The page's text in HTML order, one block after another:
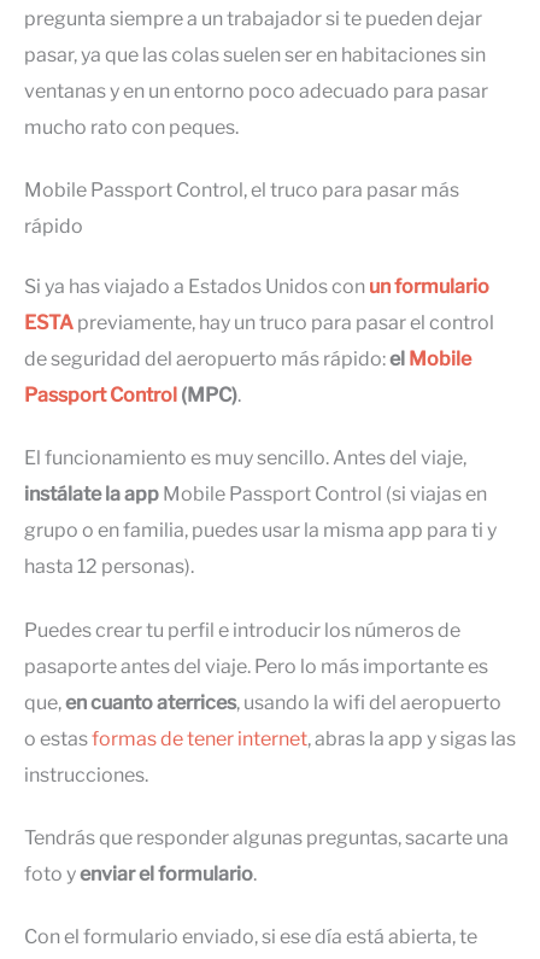
pregunta siempre a un trabajador si te pueden dejar
pasar, ya que las colas suelen ser en habitaciones sin
ventanas y en un entorno poco adecuado para pasar
mucho rato con peques.
Mobile Passport Control, el truco para pasar más
rápido
Si ya has viajado a Estados Unidos con un formulario
ESTA previamente, hay un truco para pasar el control
de seguridad del aeropuerto más rápido:el Mobile
Passport Control (MPC).
El funcionamiento es muy sencillo. Antes del viaje,
instálate la app Mobile Passport Control (si viajas en
grupo o en familia, puedes usar la misma app para ti y
hasta 12 personas).
Puedes crear tu perfil e introducir los números de
pasaporte antes del viaje. Pero lo más importante es
que,en cuanto aterrices, usando la wifi del aeropuerto
o estasformas de tener internet, abras la app y sigas las
instrucciones.
Tendrás que responder algunas preguntas, sacarte una
foto yenviar el formulario.
Con el formulario enviado, si ese día está abierta, te